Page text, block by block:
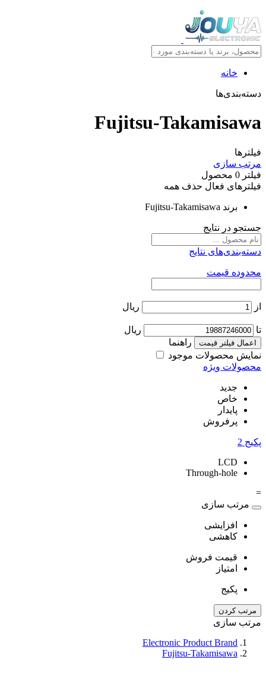
خانه
دسته‌بندی‌ها
Fujitsu-Takamisawa
فیلترها
مرتب سازی
فیلتر 0 محصول
فیلترهای فعال حذف همه
برند Fujitsu-Takamisawa
جستجو در نتایج
دسته‌بندی‌های نتایج
محدوده قیمت
از ریال
تا ریال
اعمال فیلتر قیمت
راهنما
نمایش محصولات موجود
محصولات ویژه
جدید
خاص
پایدار
پرفروش
پکیج 2
LCD
Through-hole
=
مرتب سازی
افزایشی
کاهشی
قیمت فروش
امتیاز
پکیج
مرتب کردن
مرتب سازی
Electronic Product Brand
Fujitsu-Takamisawa